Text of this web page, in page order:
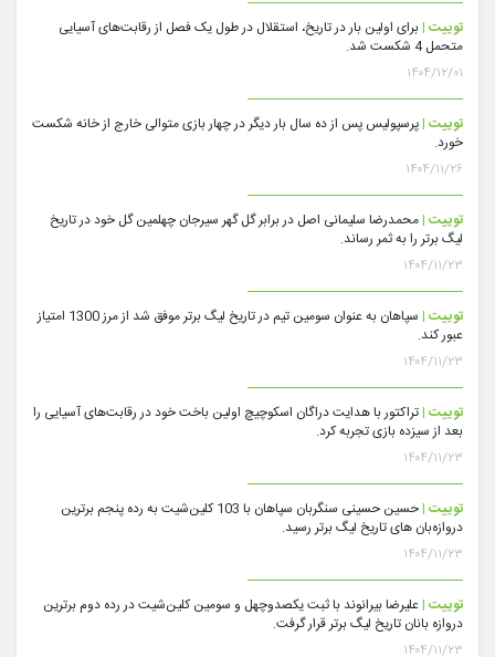
توییت |برای اولین بار در تاریخ، استقلال در طول یک فصل از رقابت‌های آسیایی
متحمل 4 شکست شد.
۱۴۰۴/۱۲/۰۱
توییت |پرسپولیس پس از ده سال بار دیگر در چهار بازی متوالی خارج از خانه شکست
خورد.
۱۴۰۴/۱۱/۲۶
توییت |محمدرضا سلیمانی اصل در برابر گل گهر سیرجان چهلمین گل خود در تاریخ
لیگ برتر را به ثمر رساند.
۱۴۰۴/۱۱/۲۳
توییت |
سپاهان به عنوان سومین تیم در تاریخ لیگ برتر موفق شد از مرز 1300 امتیاز
عبور کند.
۱۴۰۴/۱۱/۲۳
توییت |تراکتور با هدایت دراگان اسکوچیچ اولین باخت خود در رقابت‌های آسیایی را
بعد از سیزده بازی تجربه کرد.
۱۴۰۴/۱۱/۲۳
توییت |
حسین حسینی سنگربان سپاهان با 103 کلین‌شیت به رده پنجم برترین
دروازه‌بان های تاریخ لیگ برتر رسید.
۱۴۰۴/۱۱/۲۳
توییت |علیرضا بیرانوند با ثبت یکصدوچهل و سومین کلین‌شیت در رده دوم برترین
دروازه بانان تاریخ لیگ برتر قرار گرفت.
۱۴۰۴/۱۱/۲۳